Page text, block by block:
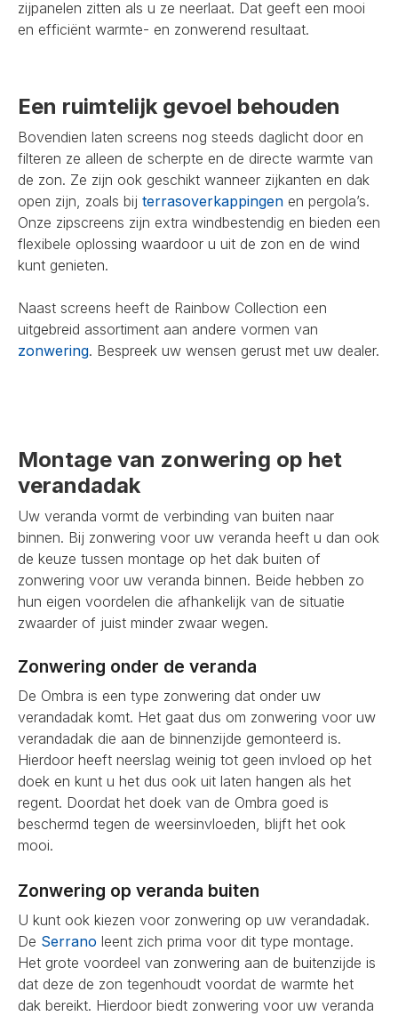
zijpanelen zitten als u ze neerlaat. Dat geeft een mooi
en efficiënt warmte- en zonwerend resultaat.
Een ruimtelijk gevoel behouden
Bovendien laten screens nog steeds daglicht door en
filteren ze alleen de scherpte en de directe warmte van
de zon. Ze zijn ook geschikt wanneer zijkanten en dak
open zijn, zoals bij terrasoverkappingen en pergola’s.
Onze zipscreens zijn extra windbestendig en bieden een
flexibele oplossing waardoor u uit de zon en de wind
kunt genieten.
Naast screens heeft de Rainbow Collection een
uitgebreid assortiment aan andere vormen van
zonwering. Bespreek uw wensen gerust met uw dealer.
Montage van zonwering op het
verandadak
Uw veranda vormt de verbinding van buiten naar
binnen. Bij zonwering voor uw veranda heeft u dan ook
de keuze tussen montage op het dak buiten of
zonwering voor uw veranda binnen. Beide hebben zo
hun eigen voordelen die afhankelijk van de situatie
zwaarder of juist minder zwaar wegen.
Zonwering onder de veranda
De Ombra is een type zonwering dat onder uw
verandadak komt. Het gaat dus om zonwering voor uw
verandadak die aan de binnenzijde gemonteerd is.
Hierdoor heeft neerslag weinig tot geen invloed op het
doek en kunt u het dus ook uit laten hangen als het
regent. Doordat het doek van de Ombra goed is
beschermd tegen de weersinvloeden, blijft het ook
mooi.
Zonwering op veranda buiten
U kunt ook kiezen voor zonwering op uw verandadak.
De Serrano leent zich prima voor dit type montage.
Het grote voordeel van zonwering aan de buitenzijde is
dat deze de zon tegenhoudt voordat de warmte het
dak bereikt. Hierdoor biedt zonwering voor uw veranda